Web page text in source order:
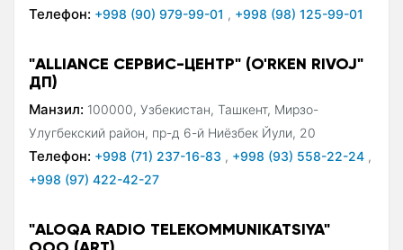
Телефон: +998 (90) 979-99-01 , +998 (98) 125-99-01
"ALLIANCE СЕРВИС-ЦЕНТР" (O'RKEN RIVOJ"
ДП)
Манзил: 100000, Узбекистан, Ташкент, Мирзо-
Улугбекский район, пр-д 6-й Ниёзбек Йули, 20
Телефон: +998 (71) 237-16-83 , +998 (93) 558-22-24 ,
+998 (97) 422-42-27
"ALOQA RADIO TELEKOMMUNIKATSIYA"